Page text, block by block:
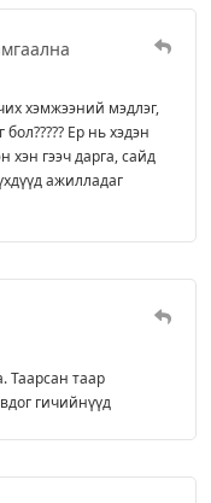
хэмжээний мэдлэг,
Ер нь хэдэн
хэн гээч дарга, сайд
ажилладаг
Таарсан таар
гичийнүүд